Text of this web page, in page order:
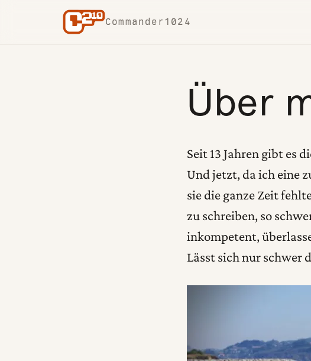
Skip to content
Commander1024
Über
Seit 13 Jahren gibt es
Und jetzt, da ich eine
sie die ganze Zeit
zu schreiben, so
inkompetent,
Lässt sich nur schwer